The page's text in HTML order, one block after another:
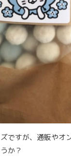
ですが、通販やオ
か？